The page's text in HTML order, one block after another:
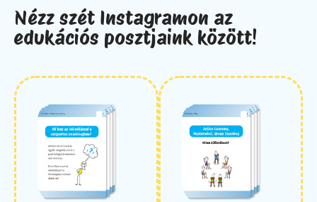
Nézz szét Instagramon az
edukációs posztjaink között!